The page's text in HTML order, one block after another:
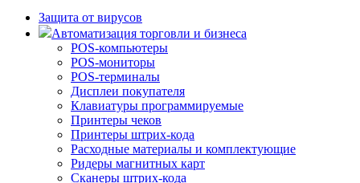
Защита от вирусов
Автоматизация торговли и бизнеса
POS-компьютеры
POS-мониторы
POS-терминалы
Дисплеи покупателя
Клавиатуры программируемые
Принтеры чеков
Принтеры штрих-кода
Расходные материалы и комплектующие
Ридеры магнитных карт
Сканеры штрих-кода